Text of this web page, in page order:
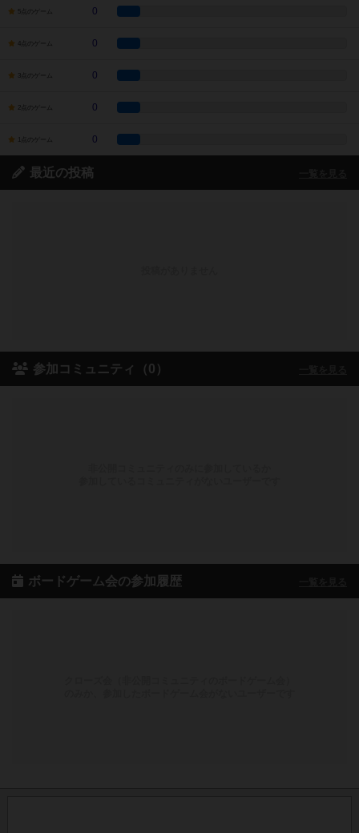
5点のゲーム 0
4点のゲーム 0
3点のゲーム 0
2点のゲーム 0
1点のゲーム 0
最近の投稿
参加コミュニティ（0）
ボードゲーム会の参加履歴